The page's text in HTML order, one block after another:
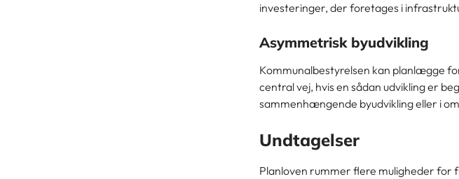
investeringer, der foretages i
Asymmetrisk byudvikling
Kommunalbestyrelsen kan planlægge
central vej, hvis en sådan udvikling er
sammenhængende byudvikling eller i
Undtagelser
Planloven rummer flere muligheder for